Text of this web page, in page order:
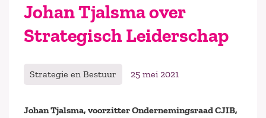
Johan Tjalsma over
Strategisch Leiderschap
Strategie en Bestuur 25 mei 2021
Johan Tjalsma, voorzitter Ondernemingsraad CJIB,